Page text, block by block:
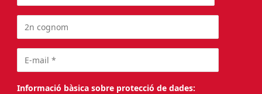
Informació bàsica sobre protecció de dades: